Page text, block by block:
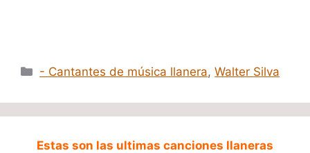
Categorías
- Cantantes de música llanera,Walter Silva
Estas son las ultimas canciones llaneras